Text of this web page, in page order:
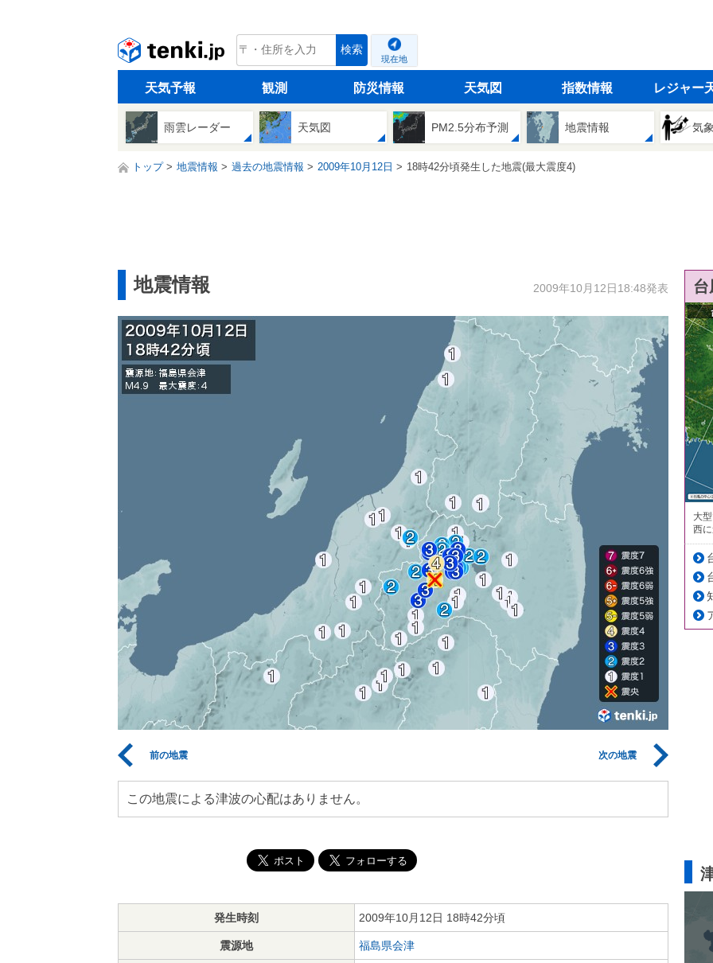
tenki.jp 検索
現在地
天気予報 観測 防災情報 天気図 指数情報 レジャー
雨雲レーダー 天気図 PM2.5分布予測 地震情報 気
トップ 地震情報 過去の地震情報 2009年10月12日 18時42分頃発生した地震(最大震度4)
地震情報 2009年10月12日18:48発表
前の地震 次の地震
この地震による津波の心配はありません。
発生時刻 2009年10月12日 18時42分頃
震源地 福島県会津
大
西